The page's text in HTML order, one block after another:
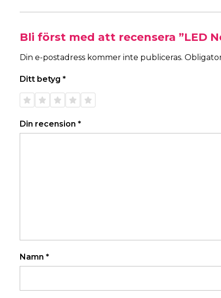
Bli först med att recensera ”LED
Din e-postadress kommer inte publiceras.
Ditt betyg *
1 av 5
stjärnor
2 av 5
stjärnor
3 av 5
stjärnor
4 av 5
stjärnor
5 av 5
stjärnor
Din recension *
Namn *